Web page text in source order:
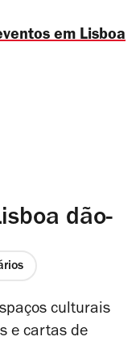
em Lisboa
dão-
culturais
e cartas de